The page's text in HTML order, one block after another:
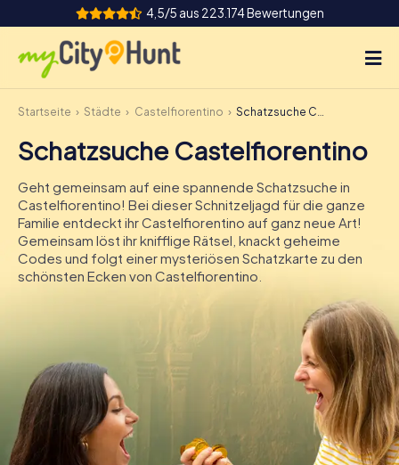
4,5/5 aus 223.174 Bewertungen
So funktioniert's
Städte
Touren
Teamevent
Tickets
DE
IE
IT
Tickets buchen
Startseite Städte Castelfiorentino Schatzsuche Castelfiorentino
Schatzsuche Castelfiorentino
Geht gemeinsam auf eine spannende Schatzsuche in
Castelfiorentino! Bei dieser Schnitzeljagd für die ganze
Familie entdeckt ihr Castelfiorentino auf ganz neue Art!
Gemeinsam löst ihr knifflige Rätsel, knackt geheime
Codes und folgt einer mysteriösen Schatzkarte zu den
schönsten Ecken von Castelfiorentino.